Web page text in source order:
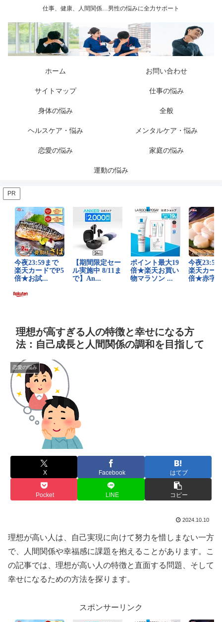
仕事、健康、人間関係…男性の悩みに全力サポート
ホーム お問い合わせ
サイトマップ 仕事の悩み
身体の悩み 全般
ヘルスケア・悩み メンタルケア・悩み
恋愛の悩み 家庭の悩み
運動の悩み
PR
理想が高すぎる人の特徴と幸せになる方
法：自己成長と人間関係の調和を目指して
恋愛の悩み
X Facebook はてブ
Pocket LINE コピー
2024.10.10
理想が高い人は、自己実現に向けて努力を惜しまない一方
で、人間関係や幸福感に課題を抱えることがあります。こ
の記事では、理想が高い人の特徴と直面する問題、そして
幸せになるための方法を探ります。
スポンサーリンク